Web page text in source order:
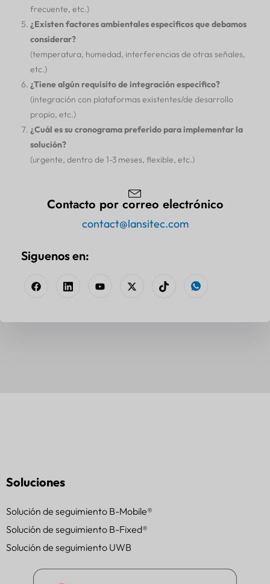
frecuente, etc.)
¿Existen factores ambientales específicos que debamos
considerar?
(temperatura, humedad, interferencias de otras señales,
etc.)
¿Tiene algún requisito de integración específico?
(integración con plataformas existentes/de desarrollo
propio, etc.)
¿Cuál es su cronograma preferido para implementar la
solución?
(urgente, dentro de 1-3 meses, flexible, etc.)
Contacto por correo electrónico
contact@lansitec.com
Siguenos en:
Soluciones
Solución de seguimiento B-Mobile®
Solución de seguimiento B-Fixed®
Solución de seguimiento UWB